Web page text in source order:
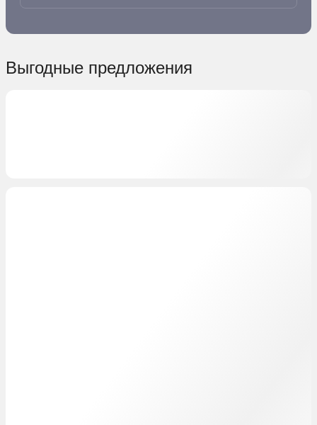
Выгодные предложения